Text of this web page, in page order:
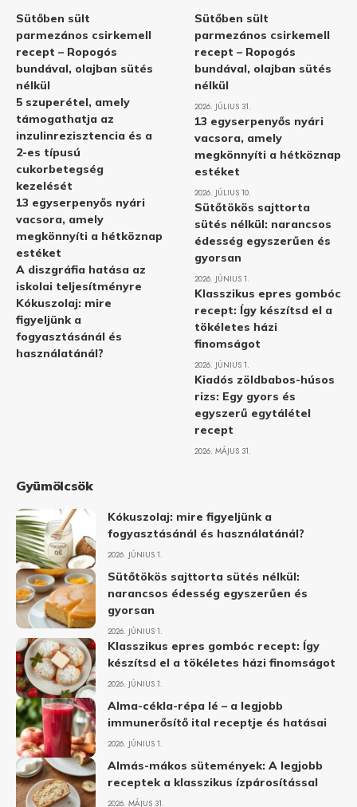
Sütőben sült
parmezános csirkemell
recept – Ropogós
bundával, olajban sütés
nélkül
5 szuperétel, amely
támogathatja az
inzulinrezisztencia és a
2-es típusú
cukorbetegség
kezelését
13 egyserpenyős nyári
vacsora, amely
megkönnyíti a hétköznap
estéket
A diszgráfia hatása az
iskolai teljesítményre
Kókuszolaj: mire
figyeljünk a
fogyasztásánál és
használatánál?
Sütőben sült
parmezános csirkemell
recept – Ropogós
bundával, olajban sütés
nélkül
2026. JÚLIUS 31.
13 egyserpenyős nyári
vacsora, amely
megkönnyíti a hétköznap
estéket
2026. JÚLIUS 10.
Sütőtökös sajttorta
sütés nélkül: narancsos
édesség egyszerűen és
gyorsan
2026. JÚNIUS 1.
Klasszikus epres gombóc
recept: Így készítsd el a
tökéletes házi
finomságot
2026. JÚNIUS 1.
Kiadós zöldbabos-húsos
rizs: Egy gyors és
egyszerű egytálétel
recept
2026. MÁJUS 31.
Gyümölcsök
Kókuszolaj: mire figyeljünk a
fogyasztásánál és használatánál?
2026. JÚNIUS 1.
Sütőtökös sajttorta sütés nélkül:
narancsos édesség egyszerűen és
gyorsan
2026. JÚNIUS 1.
Klasszikus epres gombóc recept: Így
készítsd el a tökéletes házi finomságot
2026. JÚNIUS 1.
Alma-cékla-répa lé – a legjobb
immunerősítő ital receptje és hatásai
2026. JÚNIUS 1.
Almás-mákos sütemények: A legjobb
receptek a klasszikus ízpárosítással
2026. MÁJUS 31.